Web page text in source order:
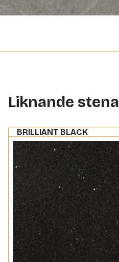
Liknande
BRILLIANT BLACK